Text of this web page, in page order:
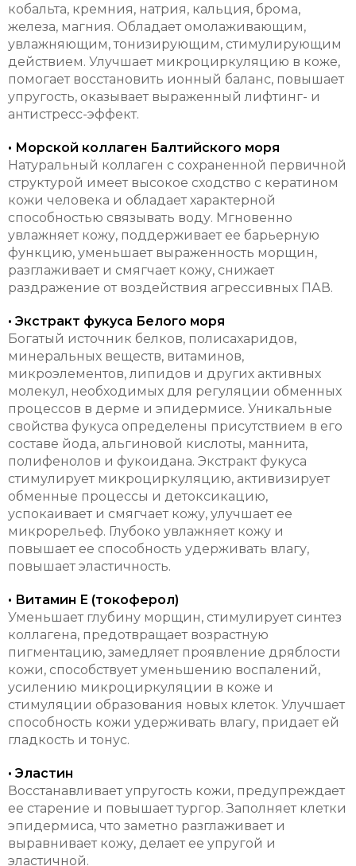
кобальта, кремния, натрия, кальция, брома,
железа, магния. Обладает омолаживающим,
увлажняющим, тонизирующим, стимулирующим
действием. Улучшает микроциркуляцию в коже,
помогает восстановить ионный баланс, повышает
упругость, оказывает выраженный лифтинг- и
антистресс-эффект.
• Морской коллаген Балтийского моря
Натуральный коллаген с сохраненной первичной
структурой имеет высокое сходство с кератином
кожи человека и обладает характерной
способностью связывать воду. Мгновенно
увлажняет кожу, поддерживает ее барьерную
функцию, уменьшает выраженность морщин,
разглаживает и смягчает кожу, снижает
раздражение от воздействия агрессивных ПАВ.
• Экстракт фукуса Белого моря
Богатый источник белков, полисахаридов,
минеральных веществ, витаминов,
микроэлементов, липидов и других активных
молекул, необходимых для регуляции обменных
процессов в дерме и эпидермисе. Уникальные
свойства фукуса определены присутствием в его
составе йода, альгиновой кислоты, маннита,
полифенолов и фукоидана. Экстракт фукуса
стимулирует микроциркуляцию, активизирует
обменные процессы и детоксикацию,
успокаивает и смягчает кожу, улучшает ее
микрорельеф. Глубоко увлажняет кожу и
повышает ее способность удерживать влагу,
повышает эластичность.
• Витамин Е (токоферол)
Уменьшает глубину морщин, стимулирует синтез
коллагена, предотвращает возрастную
пигментацию, замедляет проявление дряблости
кожи, способствует уменьшению воспалений,
усилению микроциркуляции в коже и
стимуляции образования новых клеток. Улучшает
способность кожи удерживать влагу, придает ей
гладкость и тонус.
• Эластин
Восстанавливает упругость кожи, предупреждает
ее старение и повышает тургор. Заполняет клетки
эпидермиса, что заметно разглаживает и
выравнивает кожу, делает ее упругой и
эластичной.